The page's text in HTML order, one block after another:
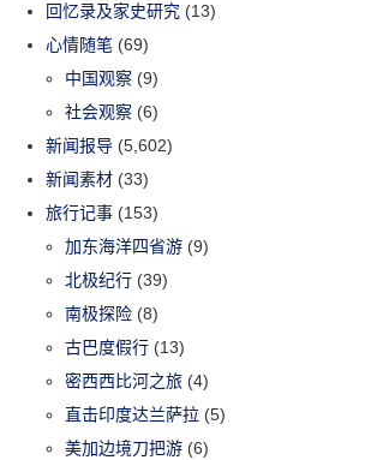
回忆录及家史研究 (13)
心情随笔 (69)
中国观察 (9)
社会观察 (6)
新闻报导 (5,602)
新闻素材 (33)
旅行记事 (153)
加东海洋四省游 (9)
北极纪行 (39)
南极探险 (8)
古巴度假行 (13)
密西西比河之旅 (4)
直击印度达兰萨拉 (5)
美加边境刀把游 (6)